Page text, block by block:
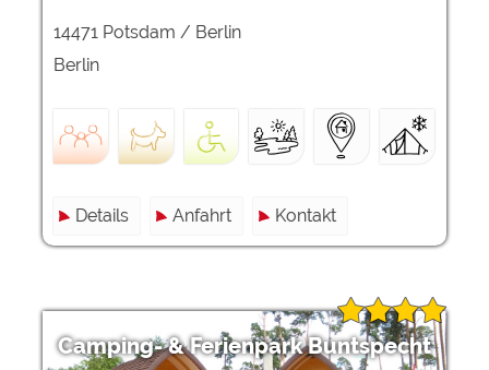
14471 Potsdam / Berlin
Berlin
Details Anfahrt Kontakt
Camping- & Ferienpark Buntspecht